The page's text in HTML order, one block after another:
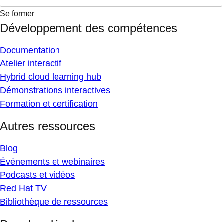
Se former
Développement des compétences
Documentation
Atelier interactif
Hybrid cloud learning hub
Démonstrations interactives
Formation et certification
Autres ressources
Blog
Événements et webinaires
Podcasts et vidéos
Red Hat TV
Bibliothèque de ressources